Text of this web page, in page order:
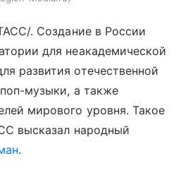
. Создание в России
для неакадемической
развития отечественной
музыки, а также
мирового уровня. Такое
высказал народный
.